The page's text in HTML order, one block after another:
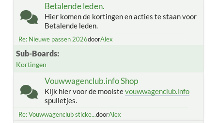
Betalende leden.
Hier komen de kortingen en acties te staan voor
Betalende leden.
Re: Nieuwe passen 2026doorAlex
Sub-Boards
Kortingen
Vouwwagenclub.info Shop
Kijk hier voor de mooistevouwwagenclub.info
spulletjes.
Re: Vouwwagenclub sticke...doorAlex